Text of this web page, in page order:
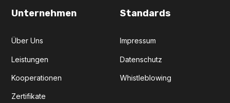
Unternehmen
Über Uns
Leistungen
Kooperationen
Zertifikate
Standards
Impressum
Datenschutz
Whistleblowing